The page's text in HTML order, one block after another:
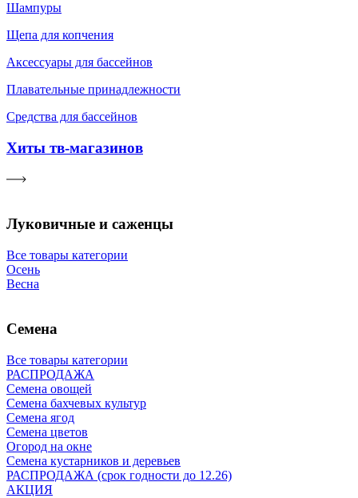
Шампуры
Щепа для копчения
Аксессуары для бассейнов
Плавательные принадлежности
Средства для бассейнов
Хиты тв-магазинов
Луковичные и саженцы
Все товары категории
Осень
Весна
Семена
Все товары категории
РАСПРОДАЖА
Семена овощей
Семена бахчевых культур
Семена ягод
Семена цветов
Огород на окне
Семена кустарников и деревьев
РАСПРОДАЖА (срок годности до 12.26)
АКЦИЯ